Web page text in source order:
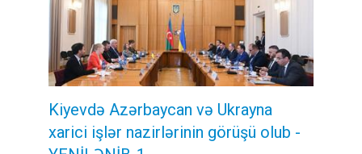
Kiyevdə Azərbaycan və Ukrayna
xarici işlər nazirlərinin görüşü olub -